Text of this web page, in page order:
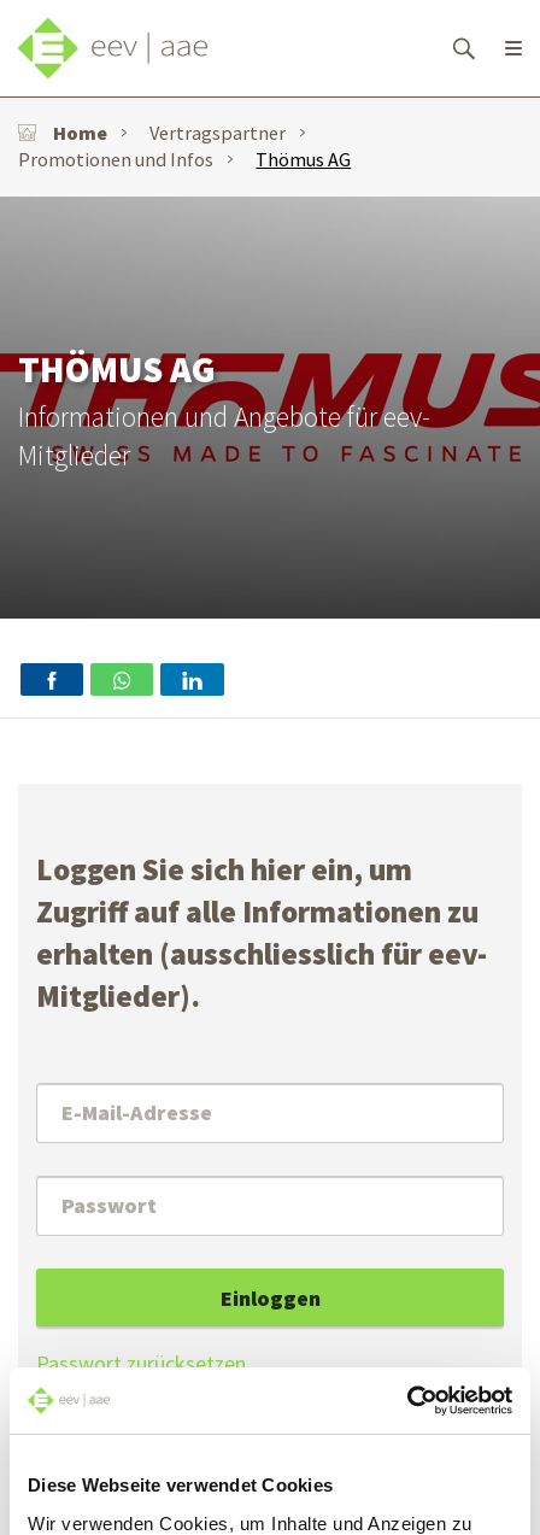
Diese Webseite verwendet Cookies
Wir verwenden Cookies, um Inhalte und Anzeigen zu
Home
Vertragspartner
Promotionen und Infos
Thömus AG
THÖMUS AG
Informationen und Angebote für eev-
Mitglieder
Loggen Sie sich hier ein, um
Zugriff auf alle Informationen zu
erhalten (ausschliesslich für eev-
Mitglieder).
Einloggen
Passwort zurücksetzen
mit der Funktion «Passwort zurücksetzen» ein
neues Passwort erstellen.